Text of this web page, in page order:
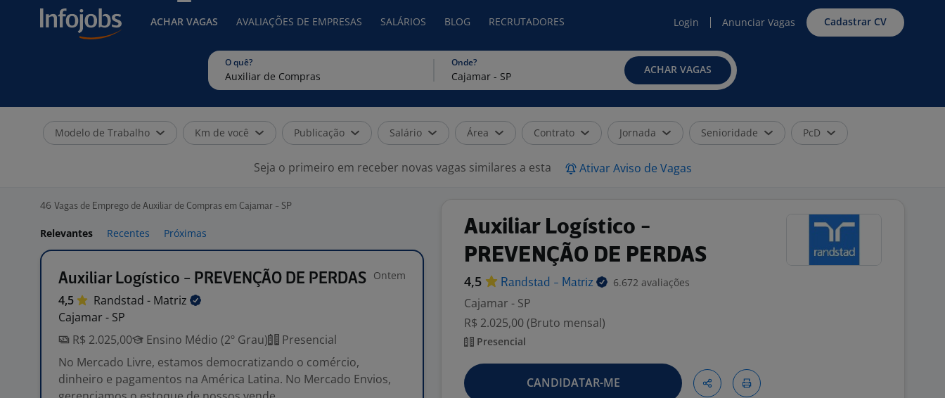
ACHAR VAGAS AVALIAÇÕES DE EMPRESAS SALÁRIOS BLOG RECRUTADORES Login Anunciar Vagas Cadastrar CV
O quê? Onde?
ACHAR VAGAS
Modelo de Trabalho Km de você Publicação Salário Área Contrato Jornada Senioridade PcD
Seja o primeiro em receber novas vagas similares a esta Ativar Aviso de Vagas
46 Vagas de Emprego de Auxiliar de Compras em Cajamar - SP
Relevantes Recentes Próximas
Auxiliar Logístico - PREVENÇÃO DE PERDAS Ontem
4,5 Randstad - Matriz
Cajamar - SP
R$ 2.025,00
Ensino Médio (2º Grau)
Presencial
No Mercado Livre, estamos democratizando o comércio,
dinheiro e pagamentos na América Latina. No Mercado Envios,
Auxiliar Logístico -
PREVENÇÃO DE PERDAS
4,5 Randstad - Matriz 6.672 avaliações
Cajamar - SP
R$ 2.025,00 (Bruto mensal)
Presencial
CANDIDATAR-ME